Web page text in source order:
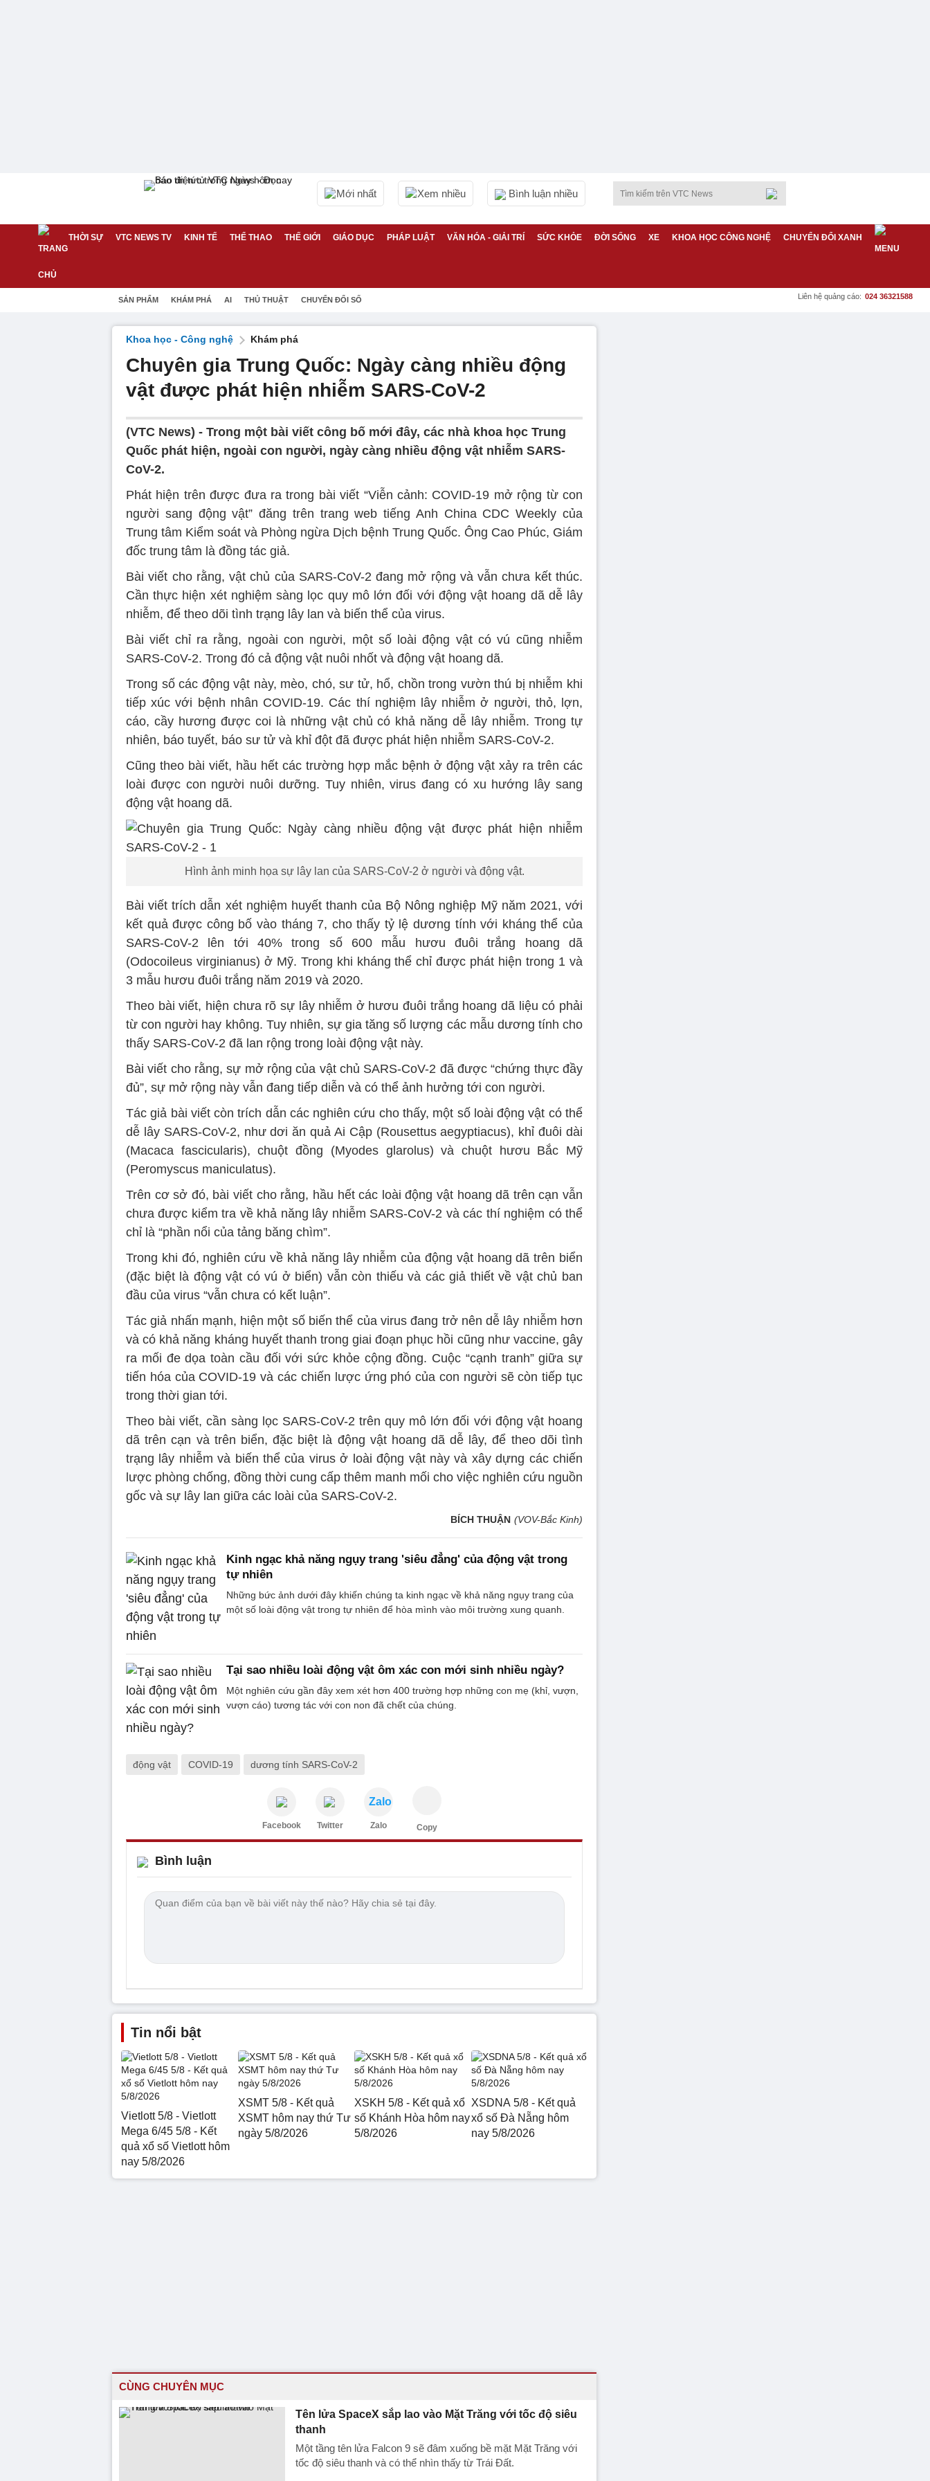
Mới nhất Xem nhiều Bình luận nhiều
THỜI SỰ VTC NEWS TV KINH TẾ THỂ THAO THẾ GIỚI GIÁO DỤC PHÁP LUẬT VĂN HÓA - GIẢI TRÍ SỨC KHỎE ĐỜI SỐNG XE KHOA HỌC CÔNG NGHỆ CHUYỂN ĐỔI XANH
SẢN PHẨM KHÁM PHÁ AI THỦ THUẬT CHUYỂN ĐỔI SỐ Liên hệ quảng cáo: 024 36321588
Khoa học - Công nghệ Khám phá
Chuyên gia Trung Quốc: Ngày càng nhiều động
vật được phát hiện nhiễm SARS-CoV-2
(VTC News) - Trong một bài viết công bố mới đây, các nhà khoa học Trung
Quốc phát hiện, ngoài con người, ngày càng nhiều động vật nhiễm SARS-
CoV-2.
Phát hiện trên được đưa ra trong bài viết “Viễn cảnh: COVID-19 mở rộng từ con
người sang động vật” đăng trên trang web tiếng Anh China CDC Weekly của
Trung tâm Kiểm soát và Phòng ngừa Dịch bệnh Trung Quốc. Ông Cao Phúc, Giám
đốc trung tâm là đồng tác giả.
Bài viết cho rằng, vật chủ của SARS-CoV-2 đang mở rộng và vẫn chưa kết thúc.
Cần thực hiện xét nghiệm sàng lọc quy mô lớn đối với động vật hoang dã dễ lây
nhiễm, để theo dõi tình trạng lây lan và biến thể của virus.
Bài viết chỉ ra rằng, ngoài con người, một số loài động vật có vú cũng nhiễm
SARS-CoV-2. Trong đó cả động vật nuôi nhốt và động vật hoang dã.
Trong số các động vật này, mèo, chó, sư tử, hổ, chồn trong vườn thú bị nhiễm khi
tiếp xúc với bệnh nhân COVID-19. Các thí nghiệm lây nhiễm ở người, thỏ, lợn,
cáo, cầy hương được coi là những vật chủ có khả năng dễ lây nhiễm. Trong tự
nhiên, báo tuyết, báo sư tử và khỉ đột đã được phát hiện nhiễm SARS-CoV-2.
Cũng theo bài viết, hầu hết các trường hợp mắc bệnh ở động vật xảy ra trên các
loài được con người nuôi dưỡng. Tuy nhiên, virus đang có xu hướng lây sang
động vật hoang dã.
Hình ảnh minh họa sự lây lan của SARS-CoV-2 ở người và động vật.
Bài viết trích dẫn xét nghiệm huyết thanh của Bộ Nông nghiệp Mỹ năm 2021, với
kết quả được công bố vào tháng 7, cho thấy tỷ lệ dương tính với kháng thể của
SARS-CoV-2 lên tới 40% trong số 600 mẫu hươu đuôi trắng hoang dã
(Odocoileus virginianus) ở Mỹ. Trong khi kháng thể chỉ được phát hiện trong 1 và
3 mẫu hươu đuôi trắng năm 2019 và 2020.
Theo bài viết, hiện chưa rõ sự lây nhiễm ở hươu đuôi trắng hoang dã liệu có phải
từ con người hay không. Tuy nhiên, sự gia tăng số lượng các mẫu dương tính cho
thấy SARS-CoV-2 đã lan rộng trong loài động vật này.
Bài viết cho rằng, sự mở rộng của vật chủ SARS-CoV-2 đã được “chứng thực đầy
đủ”, sự mở rộng này vẫn đang tiếp diễn và có thể ảnh hưởng tới con người.
Tác giả bài viết còn trích dẫn các nghiên cứu cho thấy, một số loài động vật có thể
dễ lây SARS-CoV-2, như dơi ăn quả Ai Cập (Rousettus aegyptiacus), khỉ đuôi dài
(Macaca fascicularis), chuột đồng (Myodes glarolus) và chuột hươu Bắc Mỹ
(Peromyscus maniculatus).
Trên cơ sở đó, bài viết cho rằng, hầu hết các loài động vật hoang dã trên cạn vẫn
chưa được kiểm tra về khả năng lây nhiễm SARS-CoV-2 và các thí nghiệm có thể
chỉ là “phần nổi của tảng băng chìm”.
Trong khi đó, nghiên cứu về khả năng lây nhiễm của động vật hoang dã trên biển
(đặc biệt là động vật có vú ở biển) vẫn còn thiếu và các giả thiết về vật chủ ban
đầu của virus “vẫn chưa có kết luận”.
Tác giả nhấn mạnh, hiện một số biến thể của virus đang trở nên dễ lây nhiễm hơn
và có khả năng kháng huyết thanh trong giai đoạn phục hồi cũng như vaccine, gây
ra mối đe dọa toàn cầu đối với sức khỏe cộng đồng. Cuộc “cạnh tranh” giữa sự
tiến hóa của COVID-19 và các chiến lược ứng phó của con người sẽ còn tiếp tục
trong thời gian tới.
Theo bài viết, cần sàng lọc SARS-CoV-2 trên quy mô lớn đối với động vật hoang
dã trên cạn và trên biển, đặc biệt là động vật hoang dã dễ lây, để theo dõi tình
trạng lây nhiễm và biến thể của virus ở loài động vật này và xây dựng các chiến
lược phòng chống, đồng thời cung cấp thêm manh mối cho việc nghiên cứu nguồn
gốc và sự lây lan giữa các loài của SARS-CoV-2.
BÍCH THUẬN (VOV-Bắc Kinh)
Kinh ngạc khả năng ngụy trang 'siêu đẳng' của động vật trong
tự nhiên
Những bức ảnh dưới đây khiến chúng ta kinh ngạc về khả năng ngụy trang của
một số loài động vật trong tự nhiên để hòa mình vào môi trường xung quanh.
Tại sao nhiều loài động vật ôm xác con mới sinh nhiều ngày?
Một nghiên cứu gần đây xem xét hơn 400 trường hợp những con mẹ (khỉ, vượn,
vượn cáo) tương tác với con non đã chết của chúng.
động vật COVID-19 dương tính SARS-CoV-2
Facebook Twitter
Zalo
Zalo Copy
Bình luận
Tin nổi bật
Vietlott 5/8 - Vietlott
Mega 6/45 5/8 - Kết
quả xổ số Vietlott hôm
nay 5/8/2026
XSMT 5/8 - Kết quả
XSMT hôm nay thứ Tư
ngày 5/8/2026
XSKH 5/8 - Kết quả xổ
số Khánh Hòa hôm nay
5/8/2026
XSDNA 5/8 - Kết quả
xổ số Đà Nẵng hôm
nay 5/8/2026
CÙNG CHUYÊN MỤC
Tên lửa SpaceX sắp lao vào Mặt Trăng với tốc độ siêu
thanh
Một tầng tên lửa Falcon 9 sẽ đâm xuống bề mặt Mặt Trăng với
tốc độ siêu thanh và có thể nhìn thấy từ Trái Đất.